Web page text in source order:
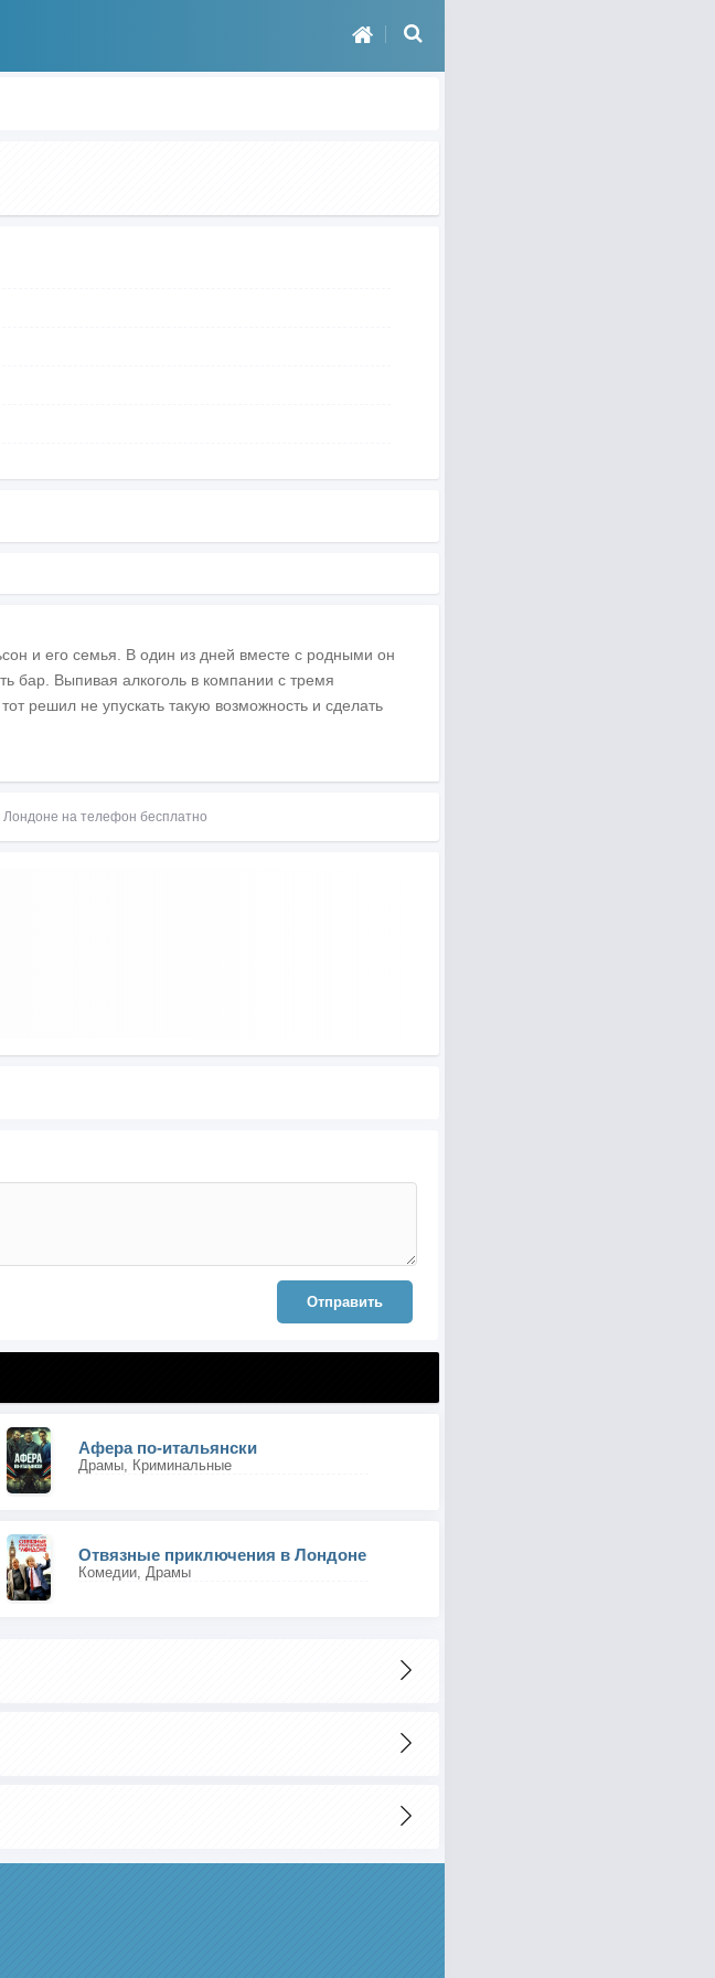
и его семья. В один из дней вместе с родными он
бар. Выпивая алкоголь в компании с тремя
решил не упускать такую возможность и сделать
на телефон бесплатно
Отправить
Афера по-итальянски
Драмы, Криминальные
Отвязные приключения в Лондоне
Комедии, Драмы